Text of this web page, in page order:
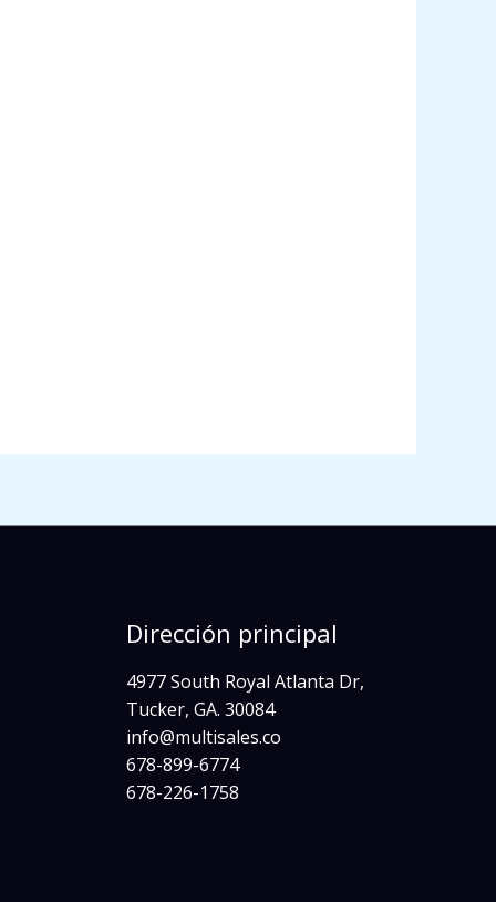
Dirección principal
4977 South Royal Atlanta Dr,
Tucker, GA. 30084
info@multisales.co​
678-899-6774
678-226-1758